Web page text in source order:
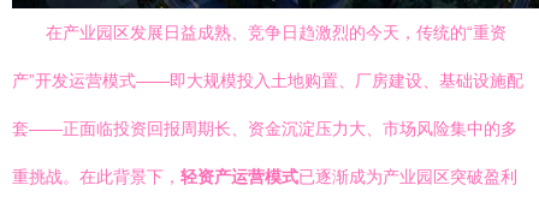
在产业园区发展日益成熟、竞争日趋激烈的今天，传统的“重资
产”开发运营模式——即大规模投入土地购置、厂房建设、基础设施配
套——正面临投资回报周期长、资金沉淀压力大、市场风险集中的多
重挑战。在此背景下， 轻资产运营模式已逐渐成为产业园区突破盈利